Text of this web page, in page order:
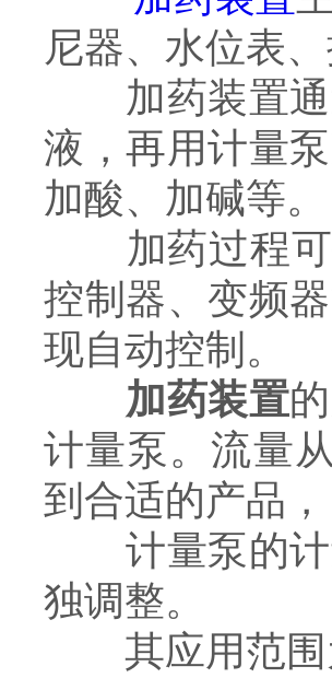
尼器、水位表
加药装置通
液，再用计量
加酸、加碱等。
加药过程可
控制器、变频
现自动控制。
加药装置
计量泵。流量
到合适的产品，
计量泵的计
独调整。
其应用范围